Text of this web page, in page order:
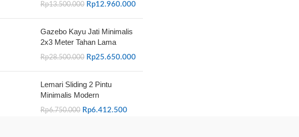
Rp13.500.000 Rp12.960.000
Gazebo Kayu Jati Minimalis
2x3 Meter Tahan Lama
Rp28.500.000 Rp25.650.000
Lemari Sliding 2 Pintu
Minimalis Modern
Rp6.750.000 Rp6.412.500